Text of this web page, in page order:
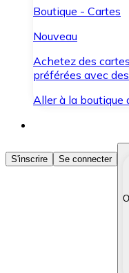
Boutique - Cartes
Nouveau
Achetez des
préférées avec
Aller à la boutique
Acheter des
Achetez les
Convertissez vos
S'inscrire Se connecter